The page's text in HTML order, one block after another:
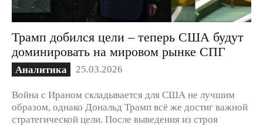
Трамп добился цели – теперь США будут
доминировать на мировом рынке СПГ
Аналитика 25.03.2026
Война с Ираном складывается для США не лучшим
образом, однако Дональд Трамп всё же достиг важной
стратегической цели. После выведения из строя